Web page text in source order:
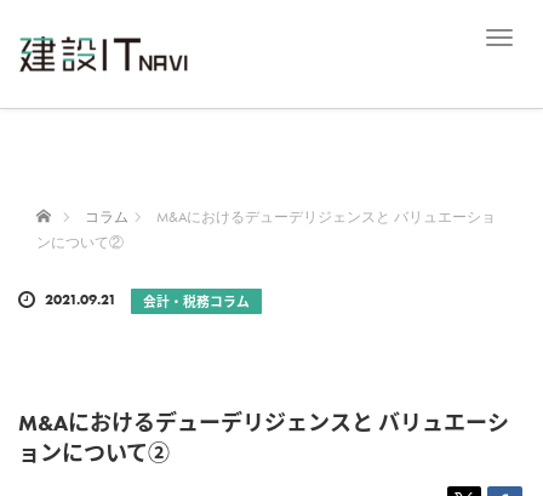
T
g
ホーム コラム
M&Aにおけるデューデリジェンスと バリュエーショ
ンについて②
2021.09.21 会計・税務コラム
M&Aにおけるデューデリジェンスと バリュエーシ
ョンについて②